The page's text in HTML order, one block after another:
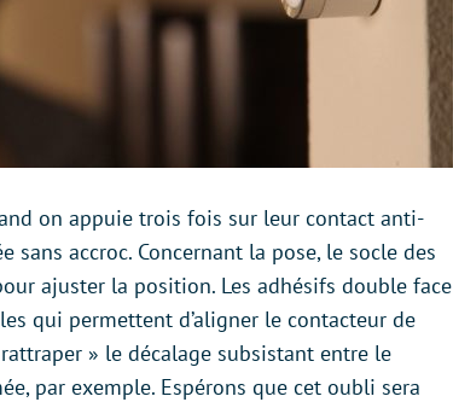
on appuie trois fois sur leur contact anti-
sans accroc. Concernant la pose, le socle des
ajuster la position. Les adhésifs double face
qui permettent d’aligner le contacteur de
» le décalage subsistant entre le
par exemple. Espérons que cet oubli sera